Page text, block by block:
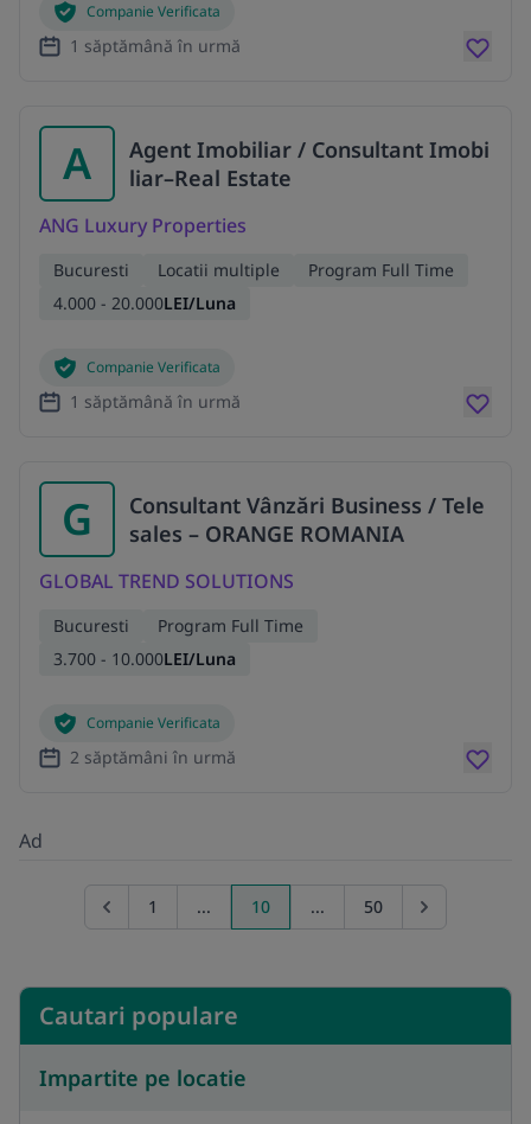
Companie Verificata
1 săptămână în urmă
A
Agent Imobiliar / Consultant Imobi
liar–Real Estate
ANG Luxury Properties
Bucuresti Locatii multiple
Program Full Time
4.000 - 20.000LEI/Luna
Companie Verificata
1 săptămână în urmă
G
Consultant Vânzări Business / Tele
sales – ORANGE ROMANIA
GLOBAL TREND SOLUTIONS
Bucuresti
Program Full Time
3.700 - 10.000LEI/Luna
Companie Verificata
2 săptămâni în urmă
Ad
Go to previous page
1 ... 10 ... 50 Go to next
Cautari populare
Impartite pe locatie